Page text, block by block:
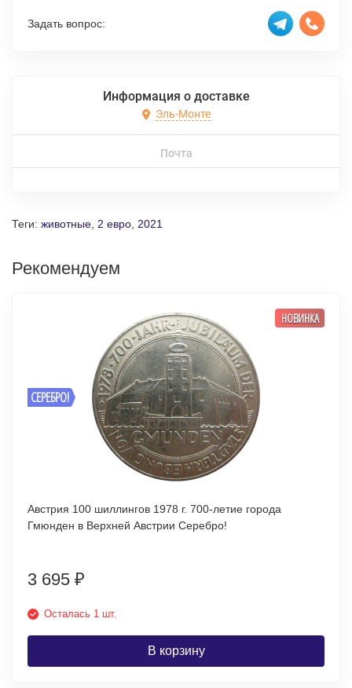
Задать вопрос:
Информация о доставке
Эль-Монте
Почта
Теги: животные 2 евро 2021
Рекомендуем
СЕРЕБРО!
НОВИНКА
Австрия 100 шиллингов 1978 г. 700-летие города
Гмюнден в Верхней Австрии Серебро!
3 695 ₽
Осталась 1 шт.
В корзину